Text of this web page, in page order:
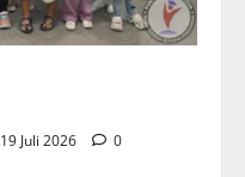
19 Juli 2026 0